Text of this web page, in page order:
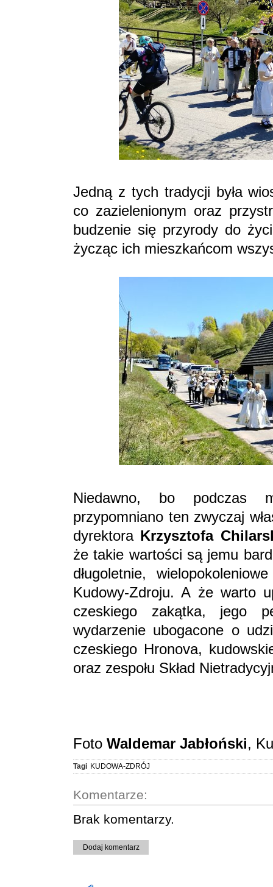
Jedną z tych tradycji była
co zazielenionym oraz
budzenie się przyrody do
życząc ich mieszkańcom
Niedawno, bo podczas
przypomniano ten zwyczaj
dyrektora Krzysztofa
że takie wartości są jemu
długoletnie,
Kudowy-Zdroju. A że warto
czeskiego zakątka, jego
wydarzenie ubogacone o
czeskiego Hronova,
oraz zespołu Skład
Foto Waldemar Jabłoński,
Tagi KUDOWA-ZDRÓJ
Komentarze:
Brak komentarzy.
Dodaj komentarz